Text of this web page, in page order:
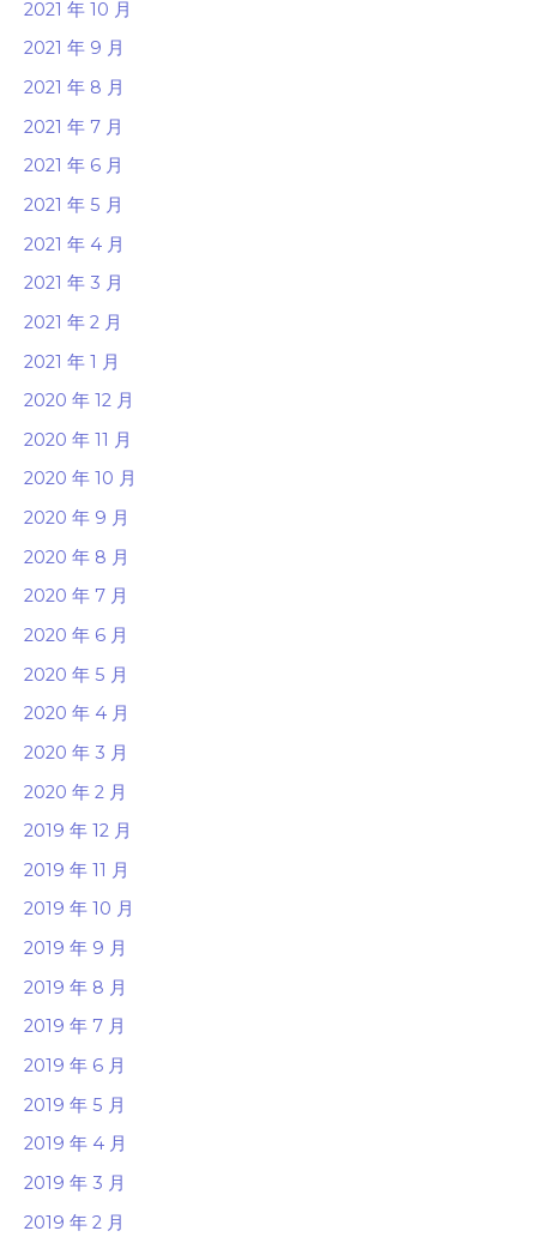
2021 年 10 月
2021 年 9 月
2021 年 8 月
2021 年 7 月
2021 年 6 月
2021 年 5 月
2021 年 4 月
2021 年 3 月
2021 年 2 月
2021 年 1 月
2020 年 12 月
2020 年 11 月
2020 年 10 月
2020 年 9 月
2020 年 8 月
2020 年 7 月
2020 年 6 月
2020 年 5 月
2020 年 4 月
2020 年 3 月
2020 年 2 月
2019 年 12 月
2019 年 11 月
2019 年 10 月
2019 年 9 月
2019 年 8 月
2019 年 7 月
2019 年 6 月
2019 年 5 月
2019 年 4 月
2019 年 3 月
2019 年 2 月